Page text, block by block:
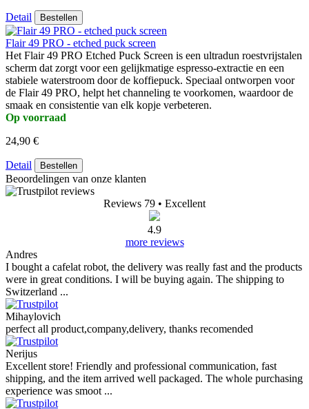
Detail Bestellen
Flair 49 PRO - etched puck screen
Het Flair 49 PRO Etched Puck Screen is een ultradun roestvrijstalen
scherm dat zorgt voor een gelijkmatige espresso-extractie en een
stabiele waterstroom door de koffiepuck. Speciaal ontworpen voor
de Flair 49 PRO, helpt het channeling te voorkomen, waardoor de
smaak en consistentie van elk kopje verbeteren.
Op voorraad
24,90 €
Detail Bestellen
Beoordelingen van onze klanten
Reviews 79 • Excellent
4.9
more reviews
Andres
I bought a cafelat robot, the delivery was really fast and the products
were in great conditions. I will be buying again. The shipping to
Switzerland ...
Mihaylovich
perfect all product,company,delivery, thanks recomended
Nerijus
Excellent store! Friendly and professional communication, fast
shipping, and the item arrived well packaged. The whole purchasing
experience was smoot ...